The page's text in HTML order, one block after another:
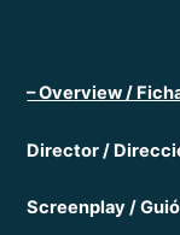
– Overview /
Director /
Screenplay /